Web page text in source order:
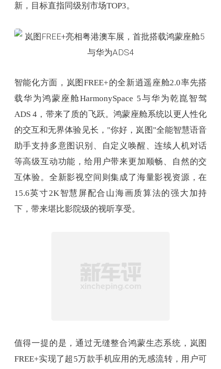
新，目标直指同级别市场TOP3。
智能化方面，岚图FREE+的全新逍遥座舱2.0率先搭
载华为鸿蒙座舱HarmonySpace 5与华为乾崑智驾
ADS 4，带来了质的飞跃。鸿蒙座舱系统以更人性化
的交互和无界体验见长，"你好，岚图"全能智慧语音
助手支持多意图识别、自定义唤醒、连续人机对话
等高级互动功能，给用户带来更加顺畅、自然的交
互体验。全新影视空间则集成了海量影视资源，在
15.6英寸2K智慧屏配合山海画质算法的强大加持
下，带来堪比影院级的视听享受。
值得一提的是，通过无缝整合鸿蒙生态系统，岚图
FREE+实现了超5万款手机应用的无感流转，用户可